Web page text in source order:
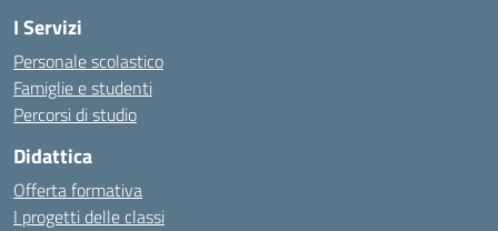
I Servizi
Personale scolastico
Famiglie e studenti
Percorsi di studio
Didattica
Offerta formativa
I progetti delle classi